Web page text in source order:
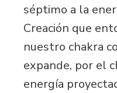
séptimo a la
Creación que
nuestro chakra
expande, por el
energía